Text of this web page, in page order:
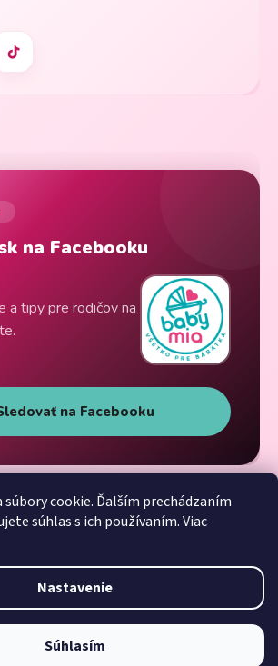
cookie. Ďalším prechádzaním
súhlas s ich používaním. Viac
Nastavenie
Súhlasím
na Facebooku
a tipy pre rodičov na
na Facebooku
Vytvoril Shoptet